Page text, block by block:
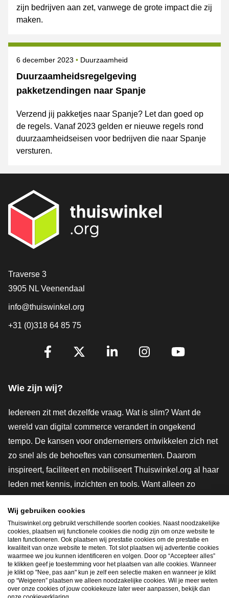
zijn bedrijven aan zet, vanwege de grote impact die zij
maken.
Duurzaamheidsregelgeving
pakketzendingen naar Spanje
Gepubliceerd op
6 december 2023 Onderwerpen
Duurzaamheid
Verzend jij pakketjes naar Spanje? Let dan goed op
de regels. Vanaf 2023 gelden er nieuwe regels rond
duurzaamheidseisen voor bedrijven die naar Spanje
versturen.
Contact
Traverse 3
3905 NL Veenendaal
info@thuiswinkel.org
+31 (0)318 64 85 75
Volg je ons al?
Wie zijn wij?
Iedereen zit met dezelfde vraag. Wat is slim? Want de
wereld van digital commerce verandert in ongekend
tempo. De kansen voor ondernemers ontwikkelen zich net
zo snel als de behoeftes van consumenten. Daarom
inspireert, faciliteert en mobiliseert Thuiswinkel.org al haar
leden met kennis, inzichten en tools. Want alleen zo
innovatievere toekomst. Dus groei ook mee en maak
shoppen slimmer.
Lid worden
Snel navigeren
Wij gebruiken cookies
Thuiswinkel.org gebruikt verschillende soorten cookies. Naast noodzakelijke
cookies, plaatsen wij functionele cookies die nodig zijn om onze website te
laten functioneren. Ook plaatsen wij prestatie cookies om de prestatie en
kwaliteit van onze website te meten. Tot slot plaatsen wij advertentie cookies
waarmee we jou kunnen identificeren en volgen. Door op “Accepteer alles”
te klikken geef je toestemming voor het plaatsen van alle cookies. Wanneer
je klikt op "Nee, pas aan" kun je zelf een selectie maken en wanneer je klikt
op “Weigeren” plaatsen we alleen noodzakelijke cookies. Wil je meer weten
over onze cookies of jouw cookiekeuze later weer aanpassen, bekijk dan